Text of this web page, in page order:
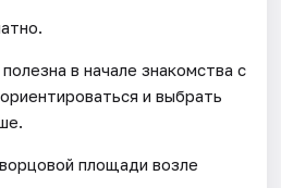
в начале знакомства с
и выбрать
площади возле